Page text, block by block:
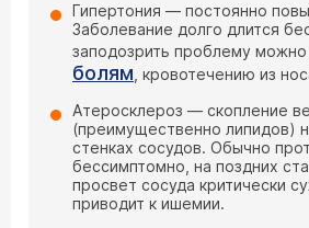
Гипертония — постоянно
Заболевание долго длится
заподозрить проблему можно
болям , кровотечению из
Атеросклероз — скопление
(преимущественно липидов)
стенках сосудов. Обычно
бессимптомно, на поздних
просвет сосуда критически
приводит к ишемии.